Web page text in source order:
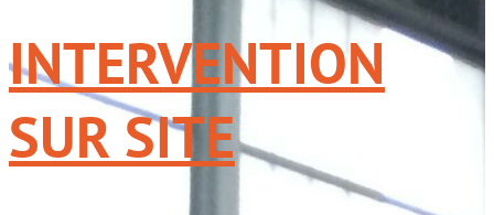
INTERVENTION
SUR SITE